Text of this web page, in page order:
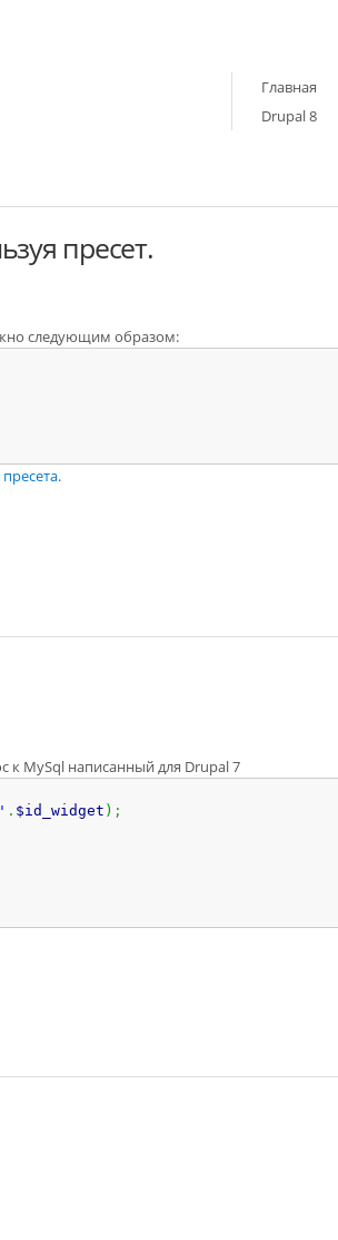
Главная
Drupal 8
пресет.
следующим образом:
.
к MySql написанный для Drupal 7
. $id_widget ) ;